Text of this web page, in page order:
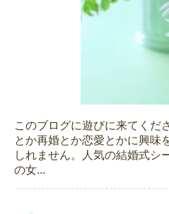
このブログに遊びに来てくだ
とか再婚とか恋愛とかに興味
しれません。人気の結婚式シ
の女...